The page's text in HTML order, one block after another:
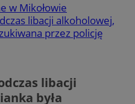
w Mikołowie
libacji alkoholowej,
przez policję
libacji
była